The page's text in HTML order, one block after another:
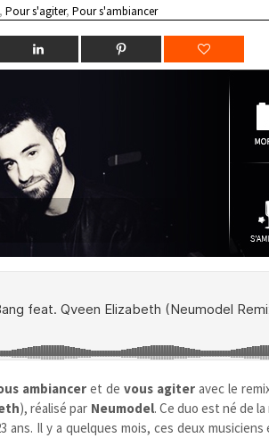
,Pour s'agiter,Pour s'ambiancer
ambiancer et de vous agiteravec le
), réalisé par Neumodel. Ce duo est né de
ans. Il y a quelques mois, ces deux